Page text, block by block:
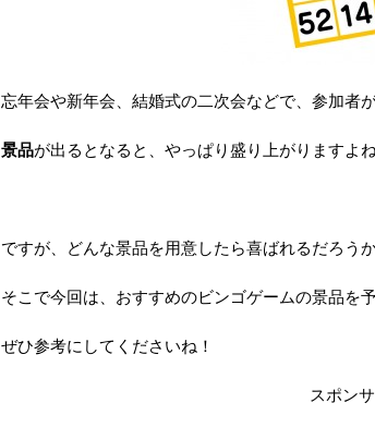
忘年会や新年会、結婚式の二次会などで、参加者
景品が出るとなると、やっぱり盛り上がりますよね
ですが、どんな景品を用意したら喜ばれるだろう
そこで今回は、おすすめのビンゴゲームの景品を
ぜひ参考にしてくださいね！
スポン